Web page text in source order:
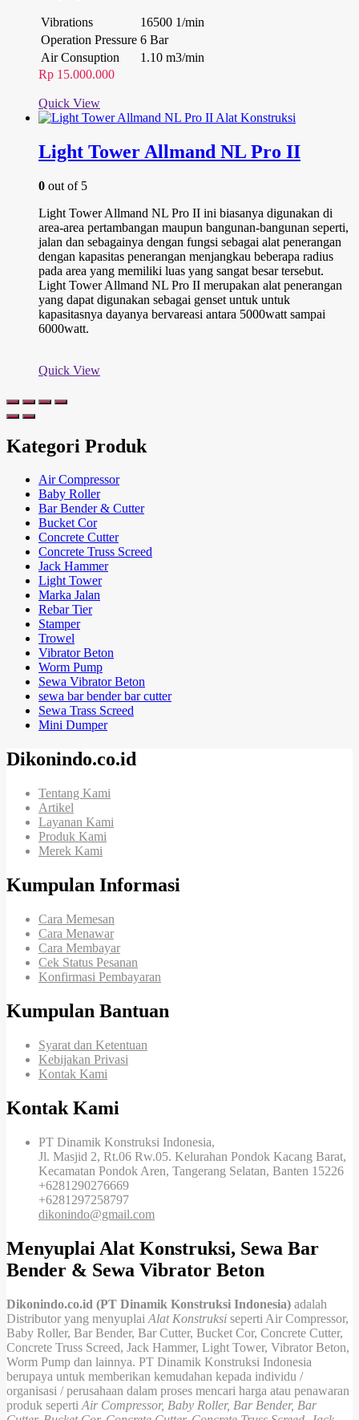
Vibrations
16500 1/min
Operation Pressure 6 Bar
Air Consuption
1.10 m3/min
Rp 15.000.000
Quick View
Light Tower Allmand NL Pro II
0 out of 5
Light Tower Allmand NL Pro II ini biasanya digunakan di
area-area pertambangan maupun bangunan-bangunan seperti,
jalan dan sebagainya dengan fungsi sebagai alat penerangan
dengan kapasitas penerangan menjangkau beberapa radius
pada area yang memiliki luas yang sangat besar tersebut.
Light Tower Allmand NL Pro II merupakan alat penerangan
yang dapat digunakan sebagai genset untuk untuk
kapasitasnya dayanya bervareasi antara 5000watt sampai
6000watt.
Quick View
Kategori Produk
Air Compressor
Baby Roller
Bar Bender & Cutter
Bucket Cor
Concrete Cutter
Concrete Truss Screed
Jack Hammer
Light Tower
Marka Jalan
Rebar Tier
Stamper
Trowel
Vibrator Beton
Worm Pump
Sewa Vibrator Beton
sewa bar bender bar cutter
Sewa Trass Screed
Mini Dumper
Dikonindo.co.id
Tentang Kami
Artikel
Layanan Kami
Produk Kami
Merek Kami
Kumpulan Informasi
Cara Memesan
Cara Menawar
Cara Membayar
Cek Status Pesanan
Konfirmasi Pembayaran
Kumpulan Bantuan
Syarat dan Ketentuan
Kebijakan Privasi
Kontak Kami
Kontak Kami
PT Dinamik Konstruksi Indonesia,
Jl. Masjid 2, Rt.06 Rw.05. Kelurahan Pondok Kacang Barat,
Kecamatan Pondok Aren, Tangerang Selatan, Banten 15226
+6281290276669
+6281297258797
dikonindo@gmail.com
Menyuplai Alat Konstruksi, Sewa Bar
Bender & Sewa Vibrator Beton
Dikonindo.co.id (PT Dinamik Konstruksi Indonesia) adalah
Distributor yang menyuplai Alat Konstruksi seperti Air Compressor,
Baby Roller, Bar Bender, Bar Cutter, Bucket Cor, Concrete Cutter,
Concrete Truss Screed, Jack Hammer, Light Tower, Vibrator Beton,
Worm Pump dan lainnya. PT Dinamik Konstruksi Indonesia
berupaya untuk memberikan kemudahan kepada individu /
organisasi / perusahaan dalam proses mencari harga atau penawaran
produk seperti Air Compressor, Baby Roller, Bar Bender, Bar